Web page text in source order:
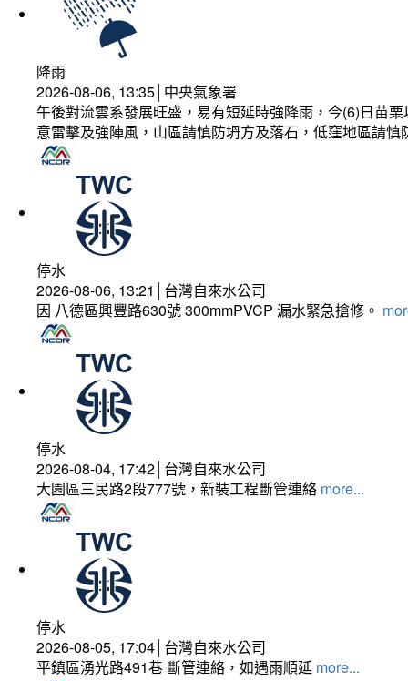
降雨
2026-08-06, 13:35│中央氣象署
午後對流雲系發展旺盛，易有短延時強降雨，今(6)日苗
意雷擊及強陣風，山區請慎防坍方及落石，低窪地區請
停水
2026-08-06, 13:21│台灣自來水公司
因 八德區興豐路630號 300mmPVCP 漏水緊急搶修。
停水
2026-08-04, 17:42│台灣自來水公司
大園區三民路2段777號，新裝工程斷管連絡 more...
停水
2026-08-05, 17:04│台灣自來水公司
平鎮區湧光路491巷 斷管連絡，如遇雨順延 more...